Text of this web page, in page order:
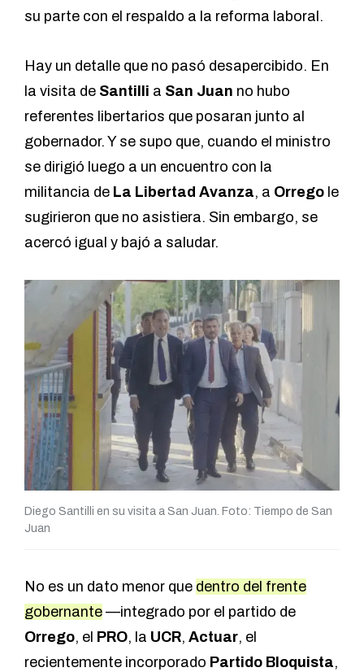
su parte con el respaldo a la reforma laboral.
Hay un detalle que no pasó desapercibido. En
la visita de Santilli a San Juan no hubo
referentes libertarios que posaran junto al
gobernador. Y se supo que, cuando el ministro
se dirigió luego a un encuentro con la
militancia de La Libertad Avanza, a Orrego le
sugirieron que no asistiera. Sin embargo, se
acercó igual y bajó a saludar.
Diego Santilli en su visita a San Juan. Foto: Tiempo de San
Juan
No es un dato menor que dentro del frente
gobernante —integrado por el partido de
Orrego, el PRO, la UCR, Actuar, el
recientemente incorporado Partido Bloquista,